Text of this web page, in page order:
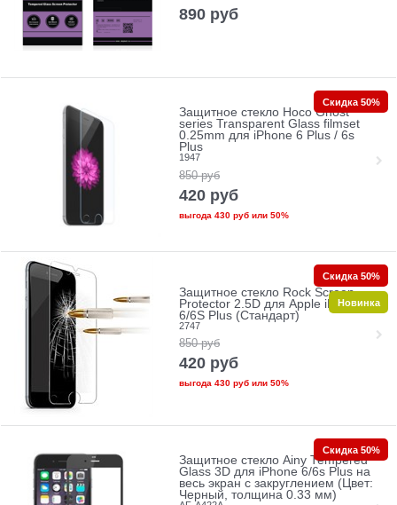
890 руб
Защитное стекло Hoco Ghost
series Transparent Glass filmset
0.25mm для iPhone 6 Plus / 6s
Plus
1947
850 руб
420 руб
выгода 430 рубили 50%
Скидка 50%
Защитное стекло Rock Screen
Protector 2.5D для Apple iPhone
6/6S Plus (Стандарт)
2747
850 руб
420 руб
выгода 430 рубили 50%
Скидка 50%
Новинка
Защитное стекло Ainy Tempered
Glass 3D для iPhone 6/6s Plus на
весь экран с закруглением (Цвет:
Черный, толщина 0.33 мм)
Скидка 50%